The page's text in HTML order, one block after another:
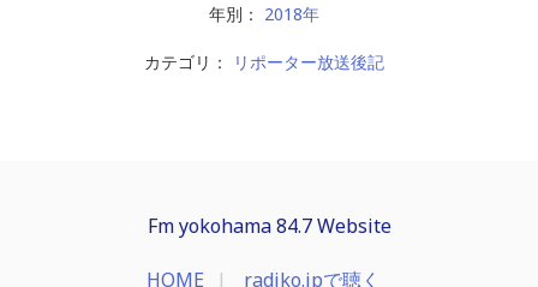
年別： 2018年
カテゴリ： リポーター放送後記
Fm yokohama 84.7 Website
HOME radiko.jpで聴く